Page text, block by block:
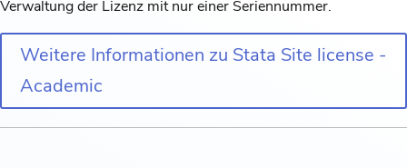
Verwaltung der Lizenz mit nur einer Seriennummer.
Weitere Informationen zu Stata Site license -
Academic